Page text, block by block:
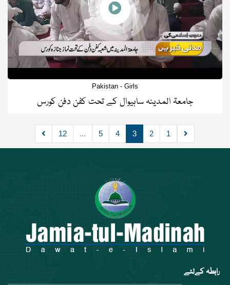
Pakistan - Girls
جامعۃ المدینہ ساہیوال کے تحت کفن دفن کورس
1
2
3
4
5
...
12
رابطہ کےلئے